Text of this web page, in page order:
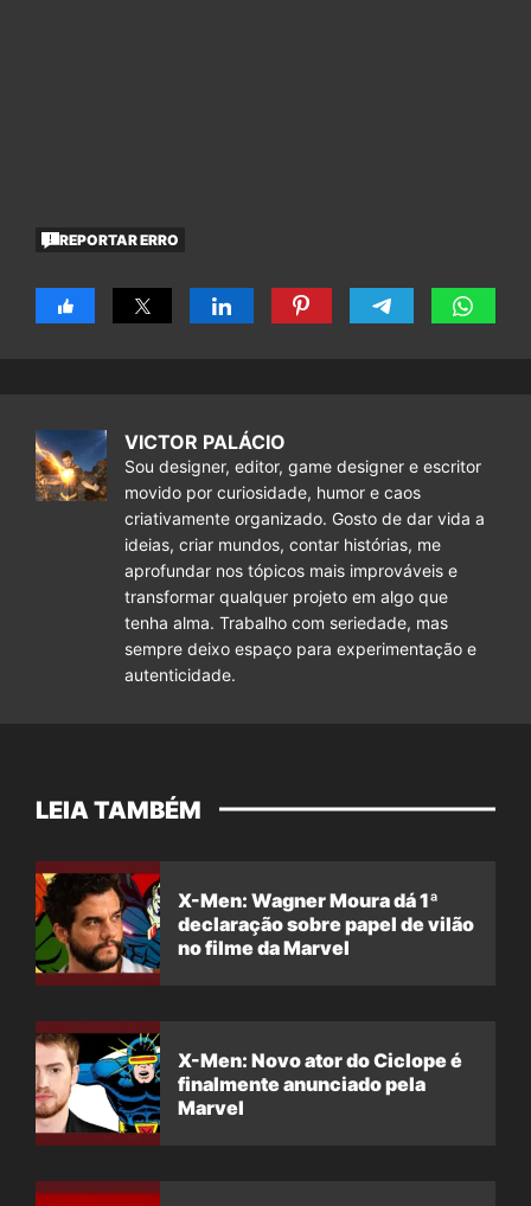
REPORTAR ERRO
VICTOR PALÁCIO
Sou designer, editor, game designer e escritor
movido por curiosidade, humor e caos
criativamente organizado. Gosto de dar vida a
ideias, criar mundos, contar histórias, me
aprofundar nos tópicos mais improváveis e
transformar qualquer projeto em algo que
tenha alma. Trabalho com seriedade, mas
sempre deixo espaço para experimentação e
autenticidade.
LEIA TAMBÉM
X-Men: Wagner Moura dá 1ª
declaração sobre papel de vilão
no filme da Marvel
X-Men: Novo ator do Ciclope é
finalmente anunciado pela
Marvel